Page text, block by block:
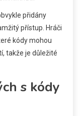
přidány
přístup. Hráči
kódy mohou
takže je důležité
s kódy